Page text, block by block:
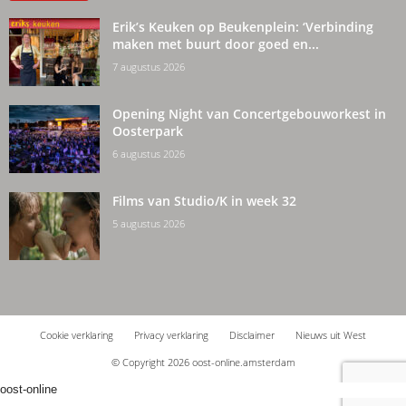
Erik’s Keuken op Beukenplein: ‘Verbinding
maken met buurt door goed en...
7 augustus 2026
Opening Night van Concertgebouworkest in
Oosterpark
6 augustus 2026
Films van Studio/K in week 32
5 augustus 2026
Cookie verklaring Privacy verklaring Disclaimer
Nieuws uit West
© Copyright 2026 oost-online.amsterdam
oost-online